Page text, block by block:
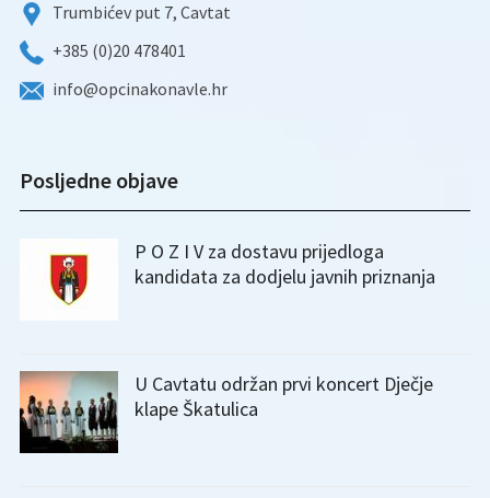
Trumbićev put 7, Cavtat
+385 (0)20 478401
info@opcinakonavle.hr
Posljedne objave
P O Z I V za dostavu prijedloga
kandidata za dodjelu javnih priznanja
U Cavtatu održan prvi koncert Dječje
klape Škatulica